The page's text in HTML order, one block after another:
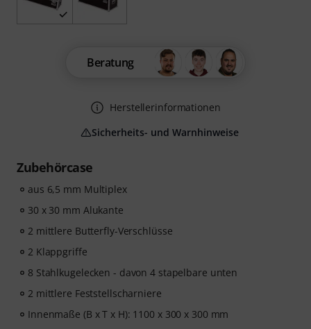
Zubehörcase
aus 6,5 mm Multiplex
30 x 30 mm Alukante
2 mittlere Butterfly-Verschlüsse
2 Klappgriffe
8 Stahlkugelecken - davon 4 stapelbare unten
2 mittlere Feststellscharniere
Innenmaße (B x T x H): 1100 x 300 x 300 mm
Beratung
Herstellerinformationen
Sicherheits- und Warnhinweise